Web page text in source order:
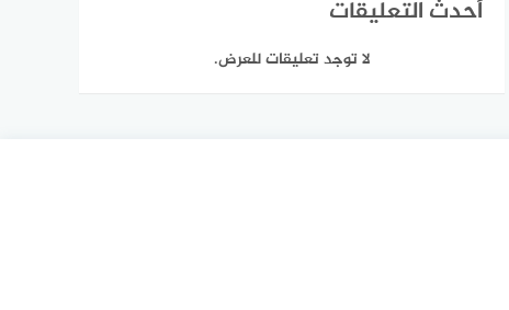
أحدث التعليقات
لا توجد تعليقات للعرض.